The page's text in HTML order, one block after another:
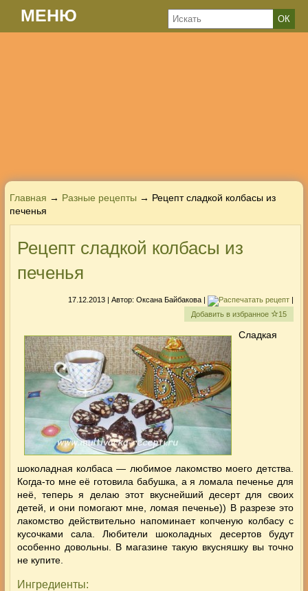
МЕНЮ
Главная → Разные рецепты → Рецепт сладкой колбасы из
печенья
Рецепт сладкой колбасы из
печенья
17.12.2013 | Автор: Оксана Байбакова|
|
Добавить в избранное
15
Сладкая
шоколадная колбаса — любимое лакомство моего детства.
Когда-то мне её готовила бабушка, а я ломала печенье для
неё, теперь я делаю этот вкуснейший десерт для своих
детей, и они помогают мне, ломая печенье)) В разрезе это
лакомство действительно напоминает копченую колбасу с
кусочками сала. Любители шоколадных десертов будут
особенно довольны.
В магазине такую вкусняшку вы точно
не купите.
Ингредиенты: